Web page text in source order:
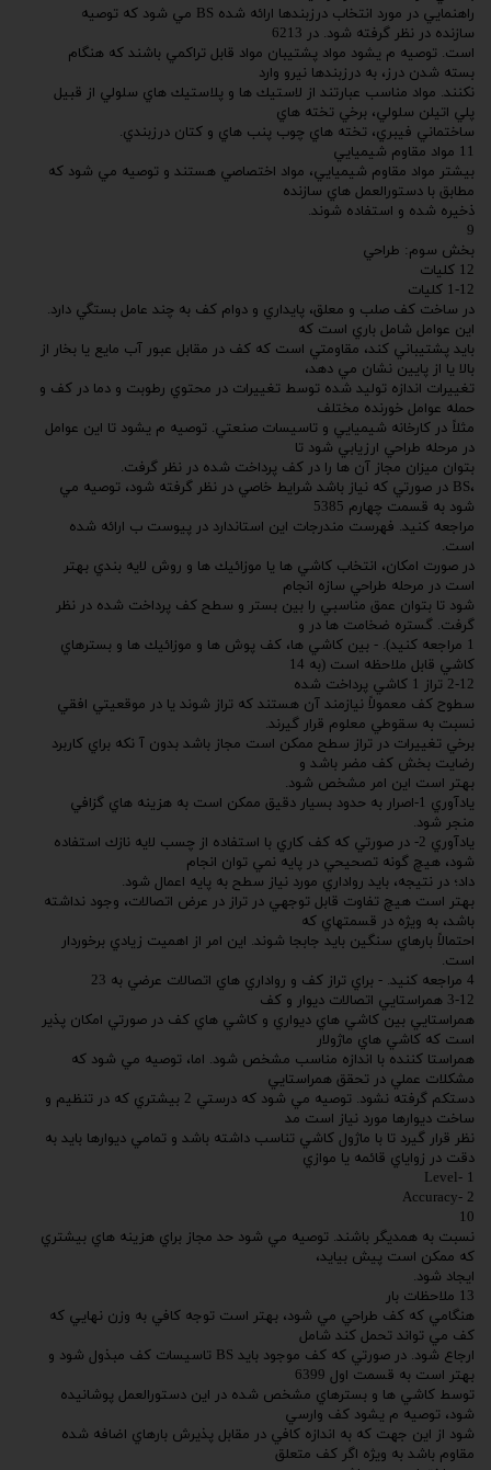
راهنمايي در مورد انتخاب درزبندها ارائه شده BS مي شود كه توصيه
سازنده در نظر گرفته شود. در 6213
است. توصيه م يشود مواد پشتيبان مواد قابل تراكمي باشند كه هنگام
بسته شدن درز، به درزبندها نيرو وارد
نكنند. مواد مناسب عبارتند از لاستيك ها و پلاستيك هاي سلولي از قبيل
پلي اتيلن سلولي، برخي تخته هاي
ساختماني فيبري، تخته هاي چوب پنب هاي و كتان درزبندي.
11 مواد مقاوم شيميايي
بيشتر مواد مقاوم شيميايي، مواد اختصاصي هستند و توصيه مي شود كه
مطابق با دستورالعمل هاي سازنده
ذخيره شده و استفاده شوند.
9
بخش سوم: طراحي
12 كليات
1-12 كليات
در ساخت كف صلب و معلق، پايداري و دوام كف به چند عامل بستگي دارد.
اين عوامل شامل باري است كه
بايد پشتيباني كند، مقاومتي است كه كف در مقابل عبور آب مايع يا بخار از
بالا يا از پايين نشان مي دهد،
تغييرات اندازه توليد شده توسط تغييرات در محتوي رطوبت و دما در كف و
حمله عوامل خورنده مختلف
مثلاً در كارخانه شيميايي و تاسيسات صنعتي. توصيه م يشود تا اين عوامل
در مرحله طراحي ارزيابي شود تا
بتوان ميزان مجاز آن ها را در كف پرداخت شده در نظر گرفت.
،BS در صورتي كه نياز باشد شرايط خاصي در نظر گرفته شود، توصيه مي
شود به قسمت چهارم 5385
مراجعه كنيد. فهرست مندرجات اين استاندارد در پيوست ب ارائه شده
است.
در صورت امكان، انتخاب كاشي ها يا موزائيك ها و روش لايه بندي بهتر
است در مرحله طراحي سازه انجام
شود تا بتوان عمق مناسبي را بين بستر و سطح كف پرداخت شده در نظر
گرفت. گستره ضخامت ها در و
1 مراجعه كنيد). - بين كاشي ها، كف پوش ها و موزائيك ها و بسترهاي
كاشي قابل ملاحظه است (به 14
2-12 تراز 1 كاشي پرداخت شده
سطوح كف معمولاً نيازمند آن هستند كه تراز شوند يا در موقعيتي افقي
نسبت به سقوطي معلوم قرار گيرند.
برخي تغييرات در تراز سطح ممكن است مجاز باشد بدون آ نكه براي كاربرد
رضايت بخش كف مضر باشد و
بهتر است اين امر مشخص شود.
يادآوري 1-اصرار به حدود بسيار دقيق ممكن است به هزينه هاي گزافي
منجر شود.
يادآوري 2- در صورتي كه كف كاري با استفاده از چسب لايه نازك استفاده
شود، هيچ گونه تصحيحي در پايه نمي توان انجام
داد؛ در نتيجه، بايد رواداري مورد نياز سطح به پايه اعمال شود.
بهتر است هيچ تفاوت قابل توجهي در تراز در عرض اتصالات، وجود نداشته
باشد، به ويژه در قسمتهاي كه
احتمالاً بارهاي سنگين بايد جابجا شوند. اين امر از اهميت زيادي برخوردار
است.
4 مراجعه كنيد. - براي تراز كف و رواداري هاي اتصالات عرضي به 23
3-12 همراستايي اتصالات ديوار و كف
همراستايي بين كاشي هاي ديواري و كاشي هاي كف در صورتي امكان پذير
است كه كاشي هاي ماژولار
همراستا كننده با اندازه مناسب مشخص شود. اما، توصيه مي شود كه
مشكلات عملي در تحقق همراستايي
دستكم گرفته نشود. توصيه مي شود كه درستي 2 بيشتري كه در تنظيم و
ساخت ديوارها مورد نياز است مد
نظر قرار گيرد تا با ماژول كاشي تناسب داشته باشد و تمامي ديوارها بايد به
دقت در زواياي قائمه يا موازي
1 -Level
2 -Accuracy
10
نسبت به همديگر باشند. توصيه مي شود حد مجاز براي هزينه هاي بيشتري
كه ممكن است پيش بيايد،
ايجاد شود.
13 ملاحظات بار
هنگامي كه كف طراحي مي شود، بهتر است توجه كافي به وزن نهايي كه
كف مي تواند تحمل كند شامل
ارجاع شود. در صورتي كه كف موجود بايد BS تاسيسات كف مبذول شود و
بهتر است به قسمت اول 6399
توسط كاشي ها و بسترهاي مشخص شده در اين دستورالعمل پوشانيده
شود، توصيه م يشود كف وارسي
شود از اين جهت كه به اندازه كافي در مقابل پذيرش بارهاي اضافه شده
مقاوم باشد به ويژه اگر كف متعلق